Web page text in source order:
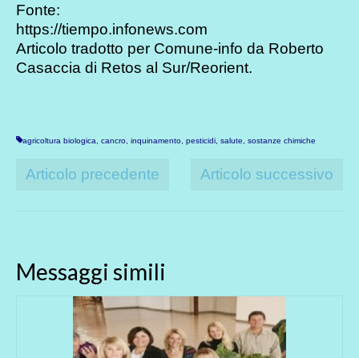
Fonte:
https://tiempo.infonews.com
Articolo tradotto per Comune-info da Roberto
Casaccia di Retos al Sur/Reorient.
agricoltura biologica, cancro, inquinamento, pesticidi, salute, sostanze chimiche
Articolo precedente Articolo successivo
Messaggi simili